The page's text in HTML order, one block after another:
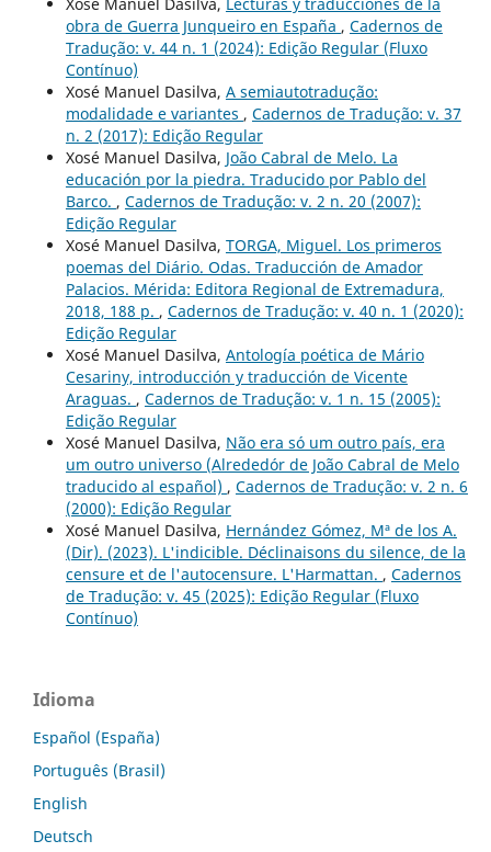
obra de Guerra Junqueiro en España , Cadernos de
Tradução: v. 44 n. 1 (2024): Edição Regular (Fluxo
Contínuo)
Xosé Manuel Dasilva, A semiautotradução:
modalidade e variantes , Cadernos de Tradução: v. 37
n. 2 (2017): Edição Regular
Xosé Manuel Dasilva, João Cabral de Melo. La
educación por la piedra. Traducido por Pablo del
Barco. , Cadernos de Tradução: v. 2 n. 20 (2007):
Edição Regular
Xosé Manuel Dasilva, TORGA, Miguel. Los primeros
poemas del Diário. Odas. Traducción de Amador
Palacios. Mérida: Editora Regional de Extremadura,
2018, 188 p. , Cadernos de Tradução: v. 40 n. 1 (2020):
Edição Regular
Xosé Manuel Dasilva, Antología poética de Mário
Cesariny, introducción y traducción de Vicente
Araguas. , Cadernos de Tradução: v. 1 n. 15 (2005):
Edição Regular
Xosé Manuel Dasilva, Não era só um outro país, era
um outro universo (Alrededór de João Cabral de Melo
traducido al español) , Cadernos de Tradução: v. 2 n. 6
(2000): Edição Regular
Xosé Manuel Dasilva, Hernández Gómez, Mª de los A.
(Dir). (2023). L'indicible. Déclinaisons du silence, de la
censure et de l'autocensure. L'Harmattan. , Cadernos
de Tradução: v. 45 (2025): Edição Regular (Fluxo
Contínuo)
Idioma
Español (España)
Português (Brasil)
English
Deutsch